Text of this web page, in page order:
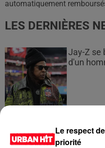
automatiquement
LES DERNIÈRES
Jay-Z se
d'un
Cassie
Le respect
priorité